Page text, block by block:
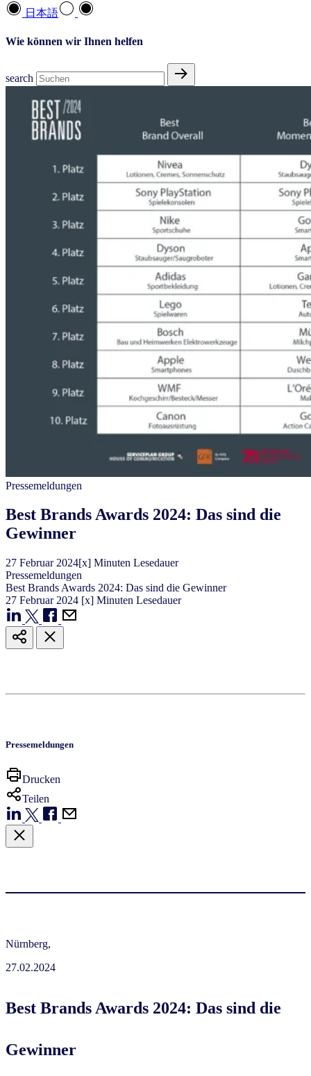
日本語
Wie können wir Ihnen helfen
search
Pressemeldungen
Best Brands Awards 2024: Das sind die
Gewinner
27 Februar 2024[x] Minuten Lesedauer
Pressemeldungen
Best Brands Awards 2024: Das sind die Gewinner
27 Februar 2024 [x] Minuten Lesedauer
Pressemeldungen
Drucken
Teilen
Nürnberg,
27.02.2024
Best Brands Awards 2024: Das sind die
Gewinner